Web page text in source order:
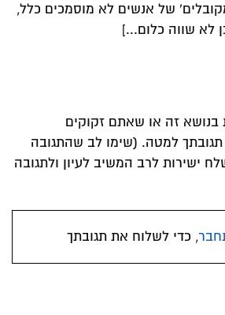
של אנשים לא מוסמכים כלל,
לא שווה כלום...]
זה או שאתם זקוקים
למטה. (שימו לב שהתגובה
ישירות לרב המשיב לעיון ולתגובה
, כדי לשלוח את תגובתך